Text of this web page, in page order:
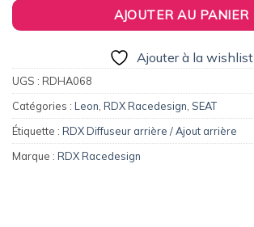
AJOUTER AU PANIER
Ajouter à la wishlist
UGS : RDHA068
Catégories : Leon RDX Racedesign SEAT
Étiquette : RDX Diffuseur arrière / Ajout arrière
Marque : RDX Racedesign